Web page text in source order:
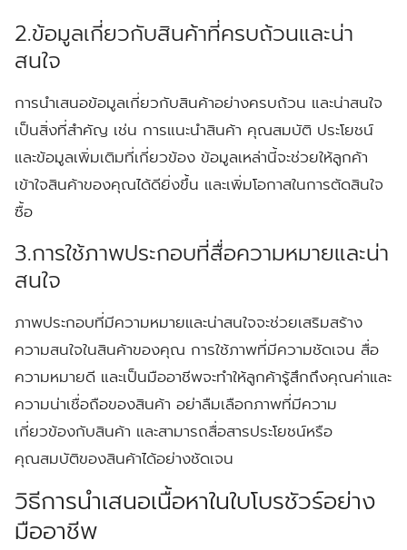
2.ข้อมูลเกี่ยวกับสินค้าที่ครบถ้วนและน่า
สนใจ
การนำเสนอข้อมูลเกี่ยวกับสินค้าอย่างครบถ้วน และน่าสนใจ
เป็นสิ่งที่สำคัญ เช่น การแนะนำสินค้า คุณสมบัติ ประโยชน์
และข้อมูลเพิ่มเติมที่เกี่ยวข้อง ข้อมูลเหล่านี้จะช่วยให้ลูกค้า
เข้าใจสินค้าของคุณได้ดียิ่งขึ้น และเพิ่มโอกาสในการตัดสินใจ
ซื้อ
3.การใช้ภาพประกอบที่สื่อความหมายและน่า
สนใจ
ภาพประกอบที่มีความหมายและน่าสนใจจะช่วยเสริมสร้าง
ความสนใจในสินค้าของคุณ การใช้ภาพที่มีความชัดเจน สื่อ
ความหมายดี และเป็นมืออาชีพจะทำให้ลูกค้ารู้สึกถึงคุณค่าและ
ความน่าเชื่อถือของสินค้า อย่าลืมเลือกภาพที่มีความ
เกี่ยวข้องกับสินค้า และสามารถสื่อสารประโยชน์หรือ
คุณสมบัติของสินค้าได้อย่างชัดเจน
วิธีการนำเสนอเนื้อหาในใบโบรชัวร์อย่าง
มืออาชีพ